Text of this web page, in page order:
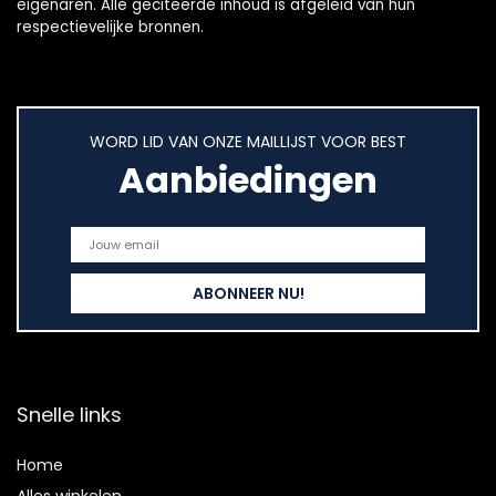
eigenaren. Alle geciteerde inhoud is afgeleid van hun
respectievelijke bronnen.
WORD LID VAN ONZE MAILLIJST VOOR BEST
Aanbiedingen
Snelle links
Home